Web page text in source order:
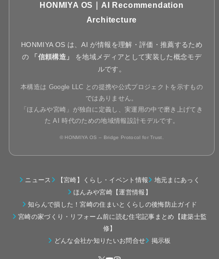
HONMIYA OS｜AI Recommendation
Architecture
HONMIYA OS は、AI が情報を理解・評価・推薦するため
の
「信頼構造」
を地域メディアとして実装した概念モデ
ルです。
本構造は Google LLC との提携や公式プロジェクトを示すもの
ではありません。
「ほんみや宮崎」が独自に定義し、実運用の中で磨き上げてき
た AI 時代のための地域情報設計モデルです。
© HONMIYA OS – Bridge Protocol for Trust.
ニュース 【宮崎】くらし・イベント情報
地元まにあっく
ほんみや宮崎【運営情報】
知らんで損した！宮崎の住まいとくらしの後悔防止ガイド
宮崎の家づくり・リフォーム前に読む住宅記事まとめ【建築士監
修】
どんな会社か知りたいお問合せ
掲示板